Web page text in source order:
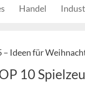
Handel
– Ideen für
10